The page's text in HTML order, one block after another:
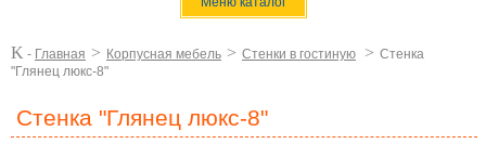
K - Главная > Корпусная мебель > Стенки в гостиную > Стенка
"Глянец люкс-8"
Стенка "Глянец люкс-8"